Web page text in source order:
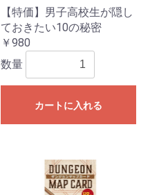
【特価】男子高校生が隠し
ておきたい10の秘密
￥980
数量
カートに入れる